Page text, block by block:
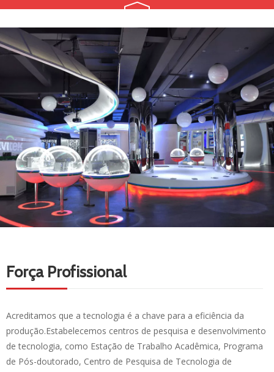
Acreditamos na tecnologia
é a chave para a produção
eficiência.
Força Profissional
Acreditamos que a tecnologia é a chave para a eficiência da
produção.Estabelecemos centros de pesquisa e desenvolvimento
de tecnologia, como Estação de Trabalho Acadêmica, Programa
de Pós-doutorado, Centro de Pesquisa de Tecnologia de